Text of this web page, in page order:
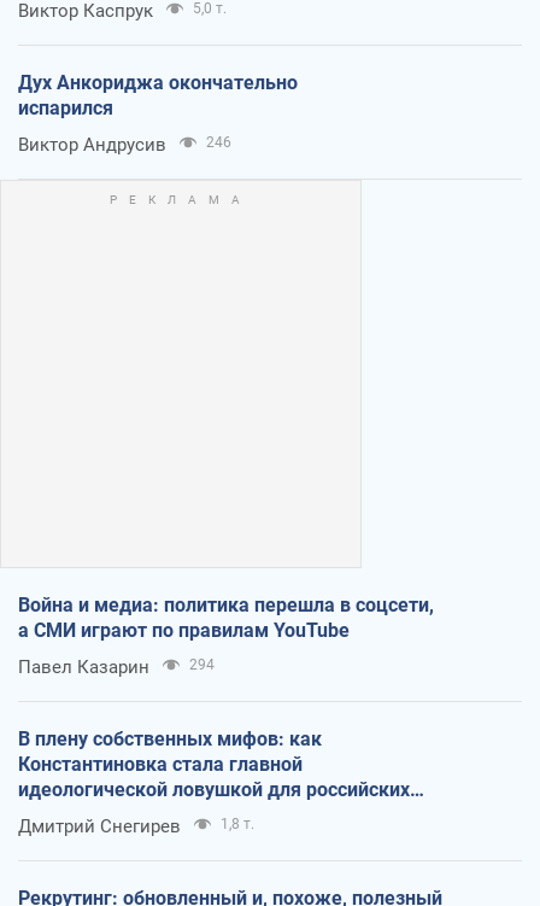
Виктор Каспрук 5,0 т.
Дух Анкориджа окончательно
испарился
Виктор Андрусив 246
Война и медиа: политика перешла в соцсети,
а СМИ играют по правилам YouTube
Павел Казарин 294
В плену собственных мифов: как
Константиновка стала главной
идеологической ловушкой для российских
оккупантов
Дмитрий Снегирев 1,8 т.
Рекрутинг: обновленный и, похоже, полезный